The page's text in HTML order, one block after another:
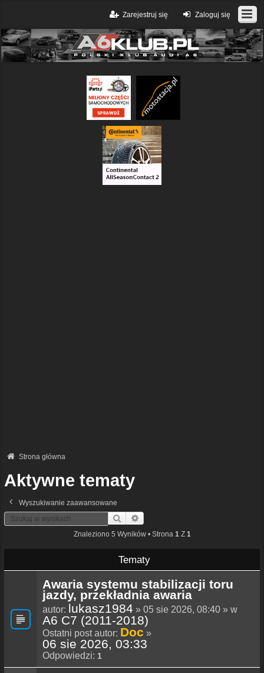
Zaloguj się
Zarejestruj się
Strona główna
Aktywne tematy
Wyszukiwanie zaawansowane
Szukaj
Znaleziono 5 Wyników • Strona 1 Z 1
Tematy
Awaria systemu stabilizacji toru
jazdy, przekładnia awaria
autor: lukasz1984 » 05 sie 2026, 08:40 » w
A6 C7 (2011-2018)
Ostatni post autor: Doc »
06 sie 2026, 03:33
Odpowiedzi: 1